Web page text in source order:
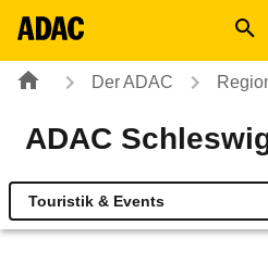
Der ADAC
ADAC
Touristik & Events